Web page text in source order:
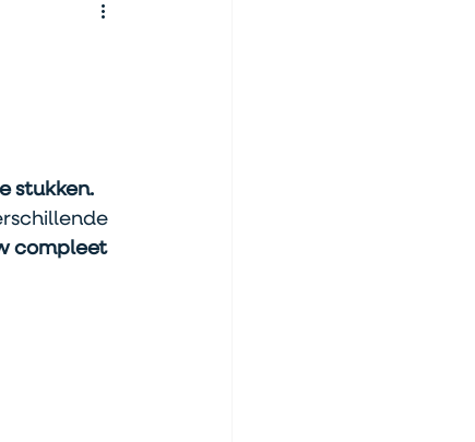
stukken.
compleet